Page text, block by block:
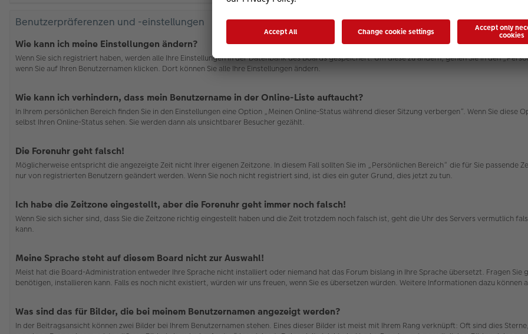
Benutzerpräferenzen und -einstellungen
Wie kann ich meine Einstellungen ändern?
Wenn Sie sich registriert haben, werden alle Ihre Einstellungen in der Datenbank des Boards gespeichert. Um diese zu ändern, gehen Sie in den
wenn Sie auf Ihren Benutzernamen klicken. Dort können Sie alle Ihre Einstellungen ändern.
Wie kann ich verhindern, dass mein Benutzername in der Online-Liste auftaucht?
In Ihrem persönlichen Bereich finden Sie in den Einstellungen eine Option „Meinen Online-Status während dieser Sitzung verbergen“. Wenn Sie
selbst Ihren Online-Status sehen. Sie werden dann als unsichtbarer Besucher gezählt.
Die Forenuhr geht falsch!
Möglicherweise entspricht die angezeigte Zeit nicht Ihrer eigenen Zeitzone. In diesem Fall sollten Sie im „Persönlichen Bereich“ die für Sie
nur von registrierten Benutzern geändert werden. Wenn Sie noch nicht registriert sind, ist dies ein guter Grund, dies jetzt zu tun.
Ich habe die Zeitzone eingestellt, aber die Forenuhr geht immer noch falsch!
Wenn Sie sich sicher sind, dass Sie die Zeitzone richtig eingestellt haben und die Zeit trotzdem noch falsch ist, geht die Uhr des Servers vermutlich
kann.
Meine Sprache steht auf diesem Board nicht zur Auswahl!
Meist hat die Board-Administration entweder Ihre Sprache nicht installiert oder niemand hat das Forum bislang in Ihre Sprache übersetzt. Fragen
benötigen, installieren kann. Falls es noch nicht existiert, würden wir uns freuen, wenn Sie es übersetzen würden. Weitere Informationen dazu können
Was sind das für Bilder, die bei meinem Benutzernamen angezeigt werden?
In der Beitragsansicht können zwei Bilder bei Ihrem Benutzernamen stehen. Eines dieser Bilder ist meist mit Ihrem Rang verknüpft: Oft sind dies